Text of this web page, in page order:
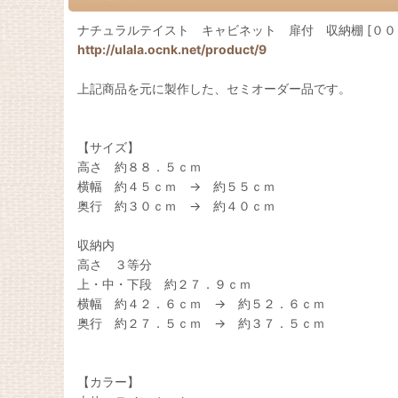
ナチュラルテイスト キャビネット 扉付 収納棚 [００
http://ulala.ocnk.net/product/9
上記商品を元に製作した、セミオーダー品です。
【サイズ】
高さ 約８８．５ｃｍ
横幅 約４５ｃｍ → 約５５ｃｍ
奥行 約３０ｃｍ → 約４０ｃｍ
収納内
高さ ３等分
上・中・下段 約２７．９ｃｍ
横幅 約４２．６ｃｍ → 約５２．６ｃｍ
奥行 約２７．５ｃｍ → 約３７．５ｃｍ
【カラー】